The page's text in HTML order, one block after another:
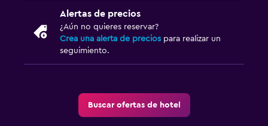
Alertas de precios
¿Aún no quieres reservar?
Crea una alerta de precios para realizar un
seguimiento.
Buscar ofertas de hotel